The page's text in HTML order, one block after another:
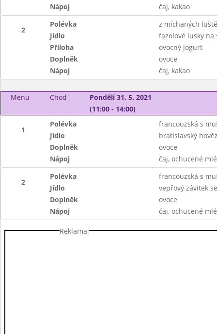
Nápoj
čaj, kakao
2
Polévka
z míchaných
Jídlo
fazolové lusky na
Příloha
ovocný jogurt
Doplněk
ovoce
Nápoj
čaj, kakao
Menu Chod
Pondělí 31. 5. 2021
(11:00 - 14:00)
1
Polévka
francouzská s
Jídlo
bratislavský
Doplněk
ovoce
Nápoj
čaj, ochucené
2
Polévka
francouzská s
Jídlo
vepřový závitek
Doplněk
ovoce
Nápoj
čaj, ochucené
Reklama: